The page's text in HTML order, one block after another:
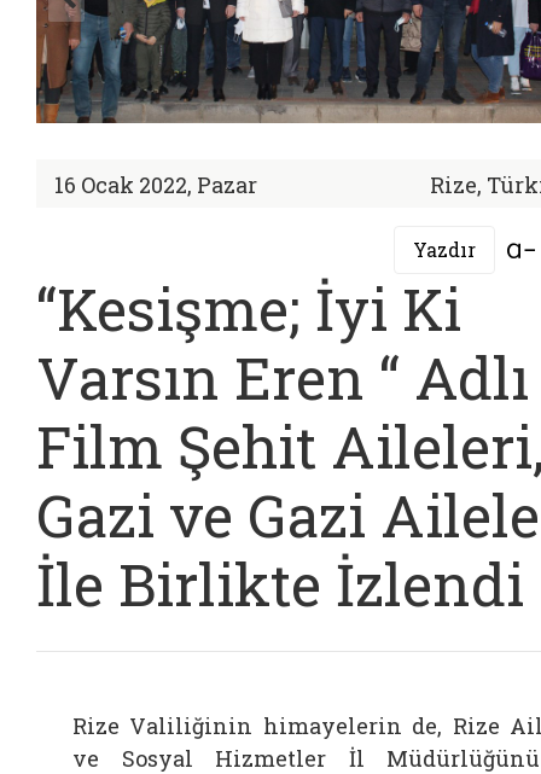
16 Ocak 2022, Pazar Rize,
Yazdır
“Kesişme; İyi Ki
Varsın Eren “ Adlı
Film Şehit
Gazi ve Gazi
İle Birlikte İzlendi
Rize Valiliğinin himayelerin de, Rize
ve Sosyal Hizmetler İl